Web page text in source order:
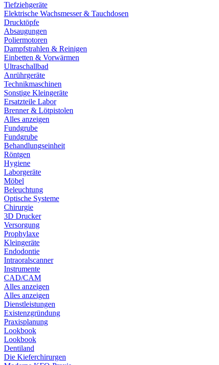
Tiefziehgeräte
Elektrische Wachsmesser & Tauchdosen
Drucktöpfe
Absaugungen
Poliermotoren
Dampfstrahlen & Reinigen
Einbetten & Vorwärmen
Ultraschallbad
Anrührgeräte
Technikmaschinen
Sonstige Kleingeräte
Ersatzteile Labor
Brenner & Lötpistolen
Alles anzeigen
Fundgrube
Fundgrube
Behandlungseinheit
Röntgen
Hygiene
Laborgeräte
Möbel
Beleuchtung
Optische Systeme
Chirurgie
3D Drucker
Versorgung
Prophylaxe
Kleingeräte
Endodontie
Intraoralscanner
Instrumente
CAD/CAM
Alles anzeigen
Alles anzeigen
Dienstleistungen
Existenzgründung
Praxisplanung
Lookbook
Lookbook
Dentiland
Die Kieferchirurgen